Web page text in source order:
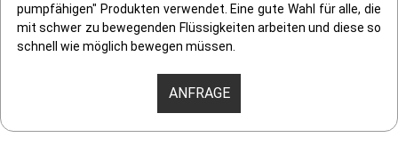
pumpfähigen" Produkten verwendet. Eine gute Wahl für alle, die
mit schwer zu bewegenden Flüssigkeiten arbeiten und diese so
schnell wie möglich bewegen müssen.
ANFRAGE